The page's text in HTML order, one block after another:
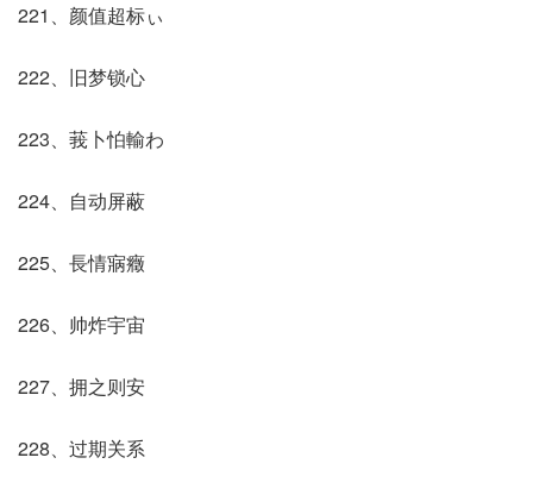
221、颜值超标ぃ
222、旧梦锁心
223、莪卜怕輸わ
224、自动屏蔽
225、長情寎癥
226、帅炸宇宙
227、拥之则安
228、过期关系